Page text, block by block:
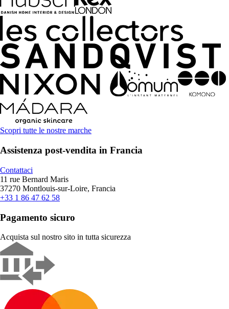
Scopri tutte le nostre marche
Assistenza post-vendita in Francia
Contattaci
11 rue Bernard Maris
37270 Montlouis-sur-Loire, Francia
+33 1 86 47 62 58
Pagamento sicuro
Acquista sul nostro sito in tutta sicurezza